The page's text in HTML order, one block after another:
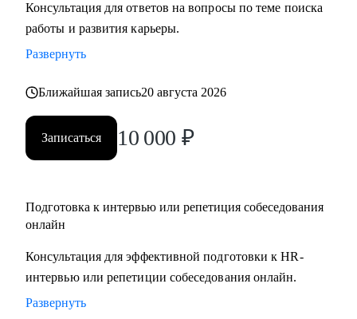
Консультация для ответов на вопросы по теме поиска
работы и развития карьеры.
Развернуть
Ближайшая запись20 августа 2026
Записаться 10 000 ₽
Подготовка к интервью или репетиция собеседования
онлайн
Консультация для эффективной подготовки к HR-
интервью или репетиции собеседования онлайн.
Развернуть